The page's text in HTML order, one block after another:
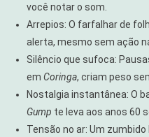
você notar o som.
Arrepios: O farfalhar de
alerta, mesmo sem ação
Silêncio que sufoca:
em Coringa, criam peso
Nostalgia instantânea: O
Gump te leva aos anos 60
Tensão no ar: Um zumbido